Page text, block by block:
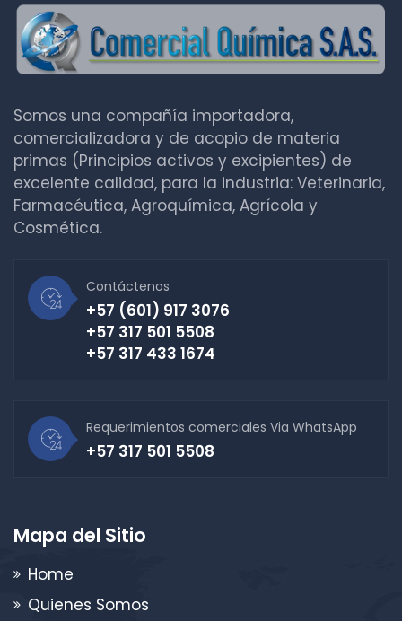
Somos una compañía importadora,
comercializadora y de acopio de materia
primas (Principios activos y excipientes) de
excelente calidad, para la industria: Veterinaria,
Farmacéutica, Agroquímica, Agrícola y
Cosmética.
Contáctenos
+57 (601) 917 3076
+57 317 501 5508
+57 317 433 1674
Requerimientos comerciales Via WhatsApp
+57 317 501 5508
Mapa del Sitio
Home
Quienes Somos